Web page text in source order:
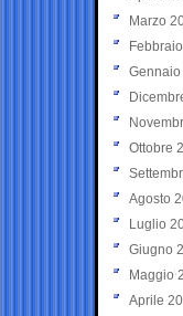
Marzo
Gennaio
Ottobre
Agosto
Luglio
Giugno
Maggio
Aprile